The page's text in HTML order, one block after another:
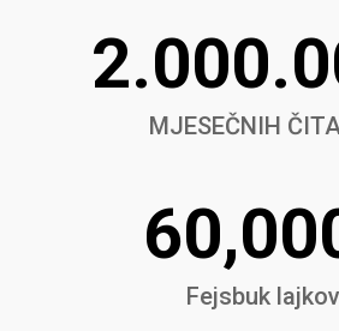
MJESEČNIH
Fejsbuk